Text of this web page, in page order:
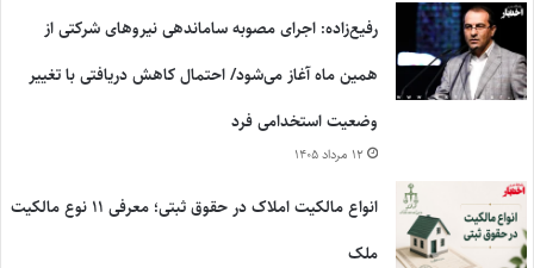
رفیع‌زاده: اجرای مصوبه ساماندهی نیروهای شرکتی از
همین ماه آغاز می‌شود/ احتمال کاهش دریافتی با تغییر
وضعیت استخدامی فرد
۱۲ مرداد ۱۴۰۵
انواع مالکیت املاک در حقوق ثبتی؛ معرفی ۱۱ نوع مالکیت
ملک